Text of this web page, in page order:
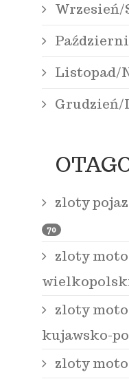
Wrzesień/
Listopad/
Grudzień/
zloty
70
zloty
zloty
kujawsko-
zloty